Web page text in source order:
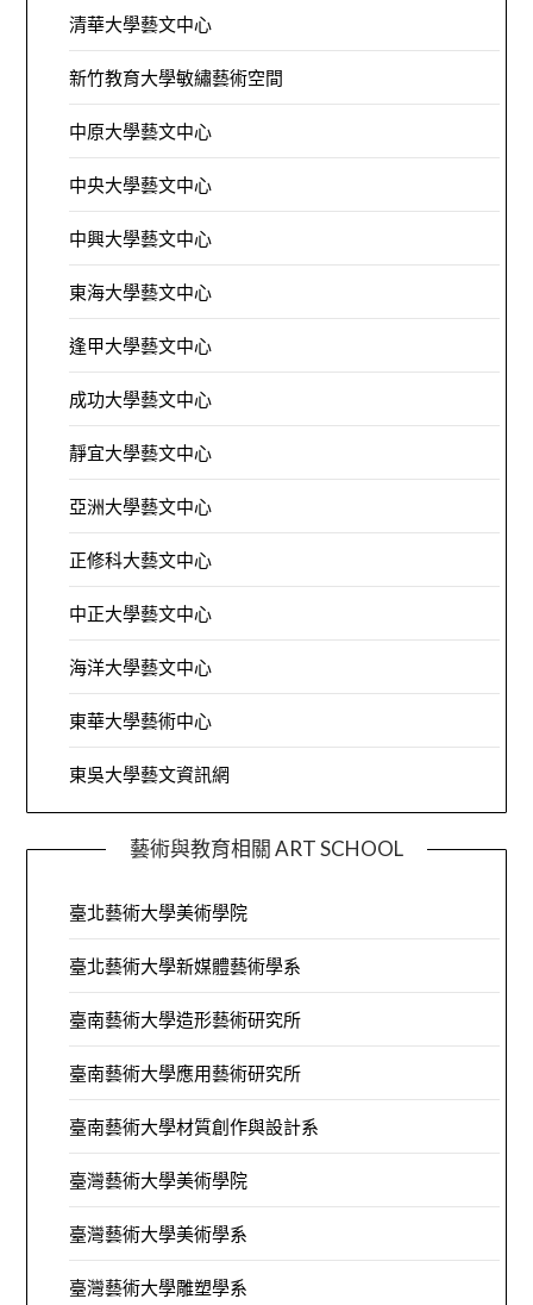
清華大學藝文中心
新竹教育大學敏繡藝術空間
中原大學藝文中心
中央大學藝文中心
中興大學藝文中心
東海大學藝文中心
逢甲大學藝文中心
成功大學藝文中心
靜宜大學藝文中心
亞洲大學藝文中心
正修科大藝文中心
中正大學藝文中心
海洋大學藝文中心
東華大學藝術中心
東吳大學藝文資訊網
藝術與教育相關 ART SCHOOL
臺北藝術大學美術學院
臺北藝術大學新媒體藝術學系
臺南藝術大學造形藝術研究所
臺南藝術大學應用藝術研究所
臺南藝術大學材質創作與設計系
臺灣藝術大學美術學院
臺灣藝術大學美術學系
臺灣藝術大學雕塑學系